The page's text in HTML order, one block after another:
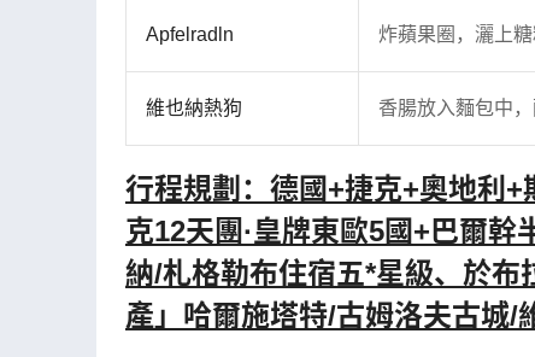
Apfelradln 炸蘋果圈，灑上
維也納熱狗 香腸放入麵包中
行程規劃：德國+捷克+奧地利
克12天團·皇牌東歐5國+巴爾
納/札格勒布住宿五*星級、於
產」哈爾施塔特/古姆洛夫古城/